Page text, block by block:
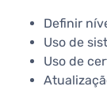
Definir
Uso de
Uso de